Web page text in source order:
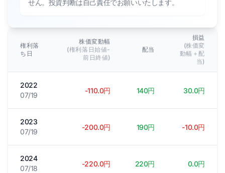
せん。投資判断は自己責任でお願いいたします。
権利落
ち日
株価変動幅
(権利落日始値-
前日終値)
配当
損益
(株価変
動幅＋配
当)
2022
07/19
-110.0円 140円 30.0円
2023
07/19
-200.0円 190円 -10.0円
2024
07/18
-220.0円 220円 0.0円